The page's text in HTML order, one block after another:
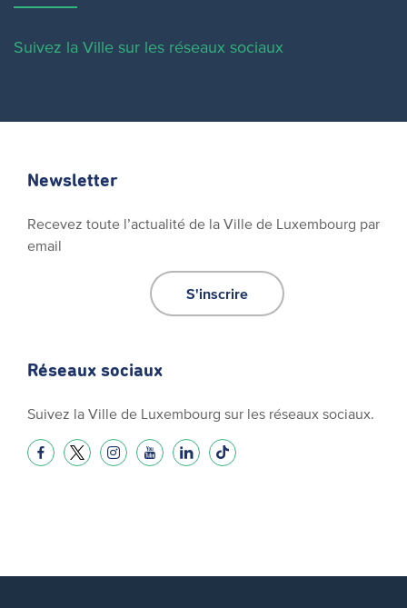
Suivez la Ville sur les réseaux sociaux
Newsletter
Recevez toute l’actualité de la Ville de Luxembourg par
email
S'inscrire
Réseaux sociaux
Suivez la Ville de Luxembourg sur les réseaux sociaux.